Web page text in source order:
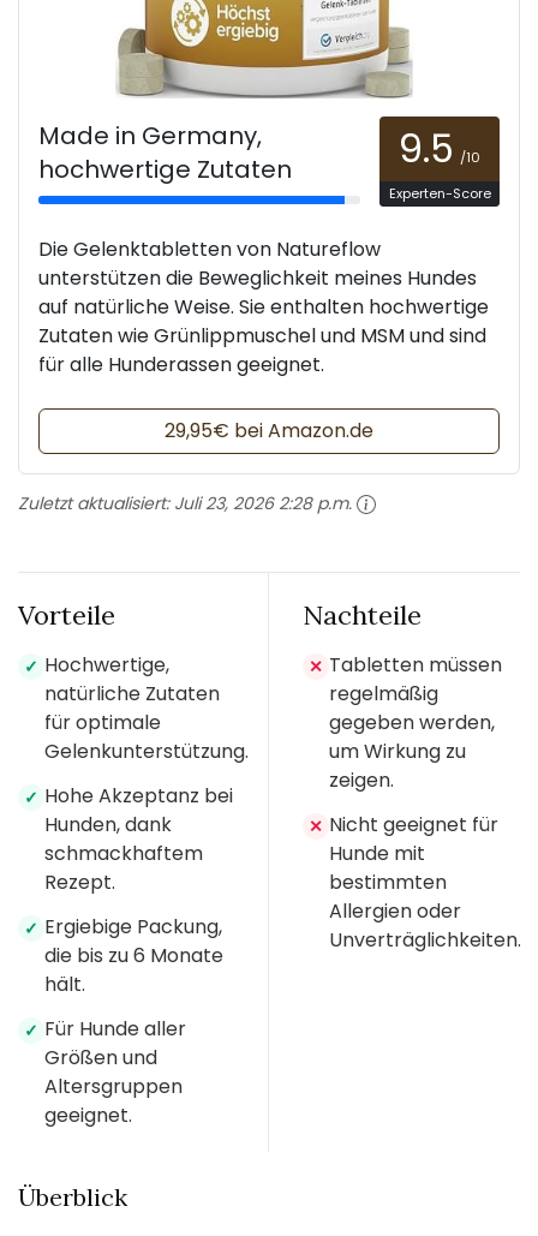
Made in Germany,
hochwertige Zutaten
9.5 /10
Experten-Score
Die Gelenktabletten von Natureflow
unterstützen die Beweglichkeit meines Hundes
auf natürliche Weise. Sie enthalten hochwertige
Zutaten wie Grünlippmuschel und MSM und sind
für alle Hunderassen geeignet.
29,95€ bei Amazon.de
Zuletzt aktualisiert: Juli 23, 2026 2:28 p.m.
Vorteile
✓ Hochwertige,
natürliche Zutaten
für optimale
Gelenkunterstützung.
✓ Hohe Akzeptanz bei
Hunden, dank
schmackhaftem
Rezept.
✓ Ergiebige Packung,
die bis zu 6 Monate
hält.
✓ Für Hunde aller
Größen und
Altersgruppen
geeignet.
Nachteile
✕ Tabletten müssen
regelmäßig
gegeben werden,
um Wirkung zu
zeigen.
✕ Nicht geeignet für
Hunde mit
bestimmten
Allergien oder
Unverträglichkeiten.
Überblick